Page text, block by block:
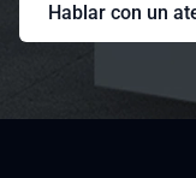
Hablar con un